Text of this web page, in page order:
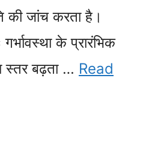
की जांच करता है।
के प्रारंभिक
स्तर बढ़ता … Read